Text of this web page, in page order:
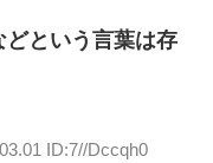
という言葉は存
ID:7//Dccqh0